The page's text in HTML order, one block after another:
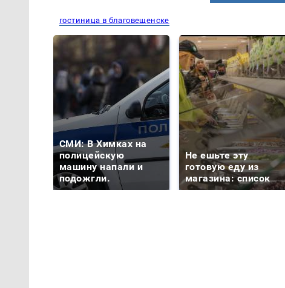
гостиница в благовещенске
СМИ: В Химках на
полицейскую
машину напали и
подожгли.
Не ешьте эту
готовую еду из
магазина: список